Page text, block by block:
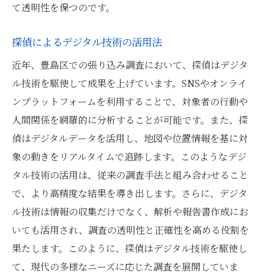
豊島区での張り込みにおける探偵の心構え
探偵の仕事におけるメンタルの重要性
豊島区の探偵が教える効果的なメンタル管
理術
探偵の張り込み調査都市の多様性が生む挑戦と
成功
探偵が直面する都市特有の張り込みチャレ
ンジ
多様な都市環境で探偵が成功するための鍵
豊島区の探偵が経験する張り込みの成功と
失敗
て透明性を保つのです。
探偵によるデジタル技術の活用法
近年、豊島区での張り込み調査において、探偵はデジタ
ル技術を駆使して成果を上げています。SNSやオンライ
ンプラットフォームを利用することで、対象者の行動や
人間関係を網羅的に分析することが可能です。また、探
偵はデジタルデータを活用し、地図や位置情報を基に対
象の動きをリアルタイムで追跡します。このようなデジ
タル技術の活用は、従来の調査手法と組み合わせること
で、より高精度な結果を導き出します。さらに、デジタ
ル技術は情報の収集だけでなく、解析や報告書作成にお
いても活用され、調査の透明性と正確性を高める役割を
果たします。このように、探偵はデジタル技術を駆使し
て、現代の多様なニーズに応じた調査を展開していま